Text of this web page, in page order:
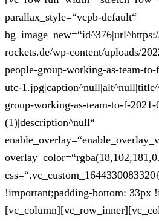
parallax_style=“vcpb-default“
rockets.de/wp-content/uploads/
people-group-working-as-team-
utc-
group-working-as-team-to-f-
(1)|description^null“
!important;padding-bottom: 33px